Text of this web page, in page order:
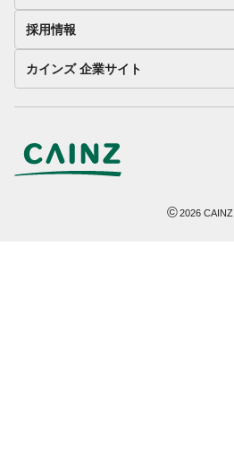
採用情報
カインズ 企業サイト
©2026 CAINZ